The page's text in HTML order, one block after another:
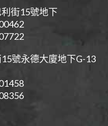
街15號地下
號永德大廈地下G-13